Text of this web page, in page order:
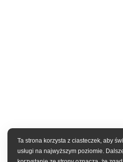
Ta strona korzysta z ciasteczek, aby
usługi na najwyższym poziomie.